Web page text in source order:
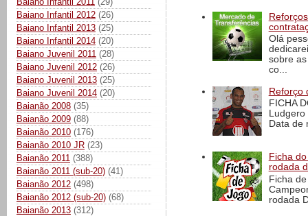
Baiano Infantil 2012 (26)
Baiano Infantil 2013 (25)
Baiano Infantil 2014 (20)
Baiano Juvenil 2011 (28)
Baiano Juvenil 2012 (26)
Baiano Juvenil 2013 (25)
Baiano Juvenil 2014 (20)
Baianão 2008 (35)
Baianão 2009 (88)
Baianão 2010 (176)
Baianão 2010 JR (23)
Baianão 2011 (388)
Baianão 2011 (sub-20) (41)
Baianão 2012 (498)
Baianão 2012 (sub-20) (68)
Baianão 2013 (312)
Olá
sobre
co...
Reforço
FICHA
Data de
Ficha
rodada
Ficha
rodada